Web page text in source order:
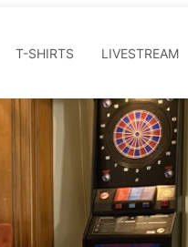
T-SHIRTS LIVESTREAM